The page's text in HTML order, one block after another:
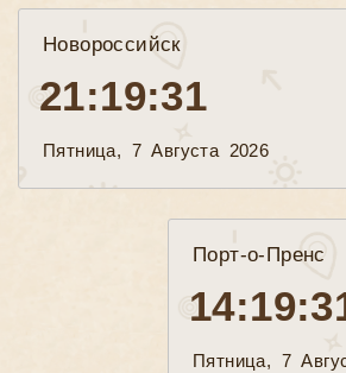
Новороссийск
21:19:33
Пятница, 7 Августа 2026
Порт-о-Пренс
Пятница, 7